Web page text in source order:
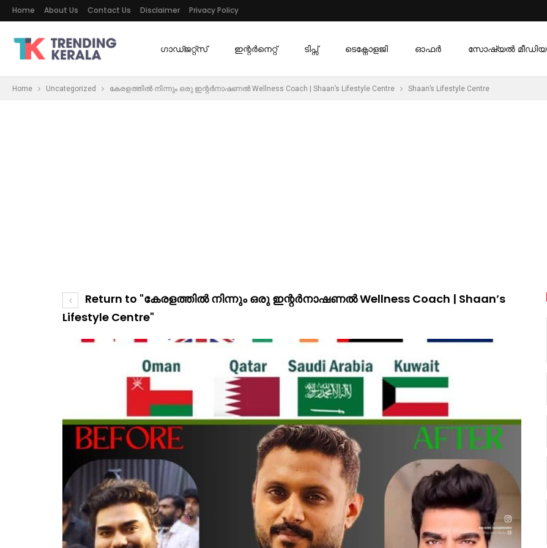
Home About Us Contact Us Disclaimer Privacy Policy
ഗാഡ്ജറ്റ്സ് ഇന്റര്‍നെറ്റ് ടിപ്സ് ടെക്നോളജി ഓഫര്‍ സോഷ്യൽ മീഡിയ
Home Uncategorized കേരളത്തിൽ നിന്നും ഒരു ഇന്റർനാഷണൽ Wellness Coach | Shaan’s Lifestyle Centre Shaan’s Lifestyle Centre
Return to "കേരളത്തിൽ നിന്നും ഒരു ഇന്റർനാഷണൽ Wellness Coach | Shaan’s
Lifestyle Centre"